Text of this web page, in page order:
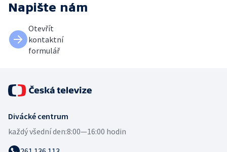
Napište nám
Otevřít
kontaktní
formulář
Divácké centrum
každý všední den:8:00—16:00 hodin